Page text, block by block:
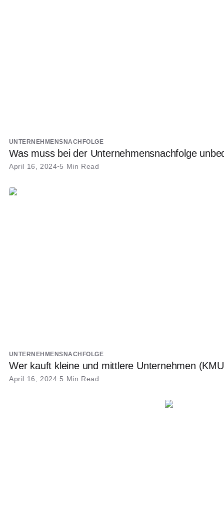
UNTERNEHMENSNACHFOLGE
Was muss bei der Unternehmensnachfolge
April 16, 2024 5 Min Read
UNTERNEHMENSNACHFOLGE
Wer kauft kleine und mittlere Unternehmen
April 16, 2024 5 Min Read